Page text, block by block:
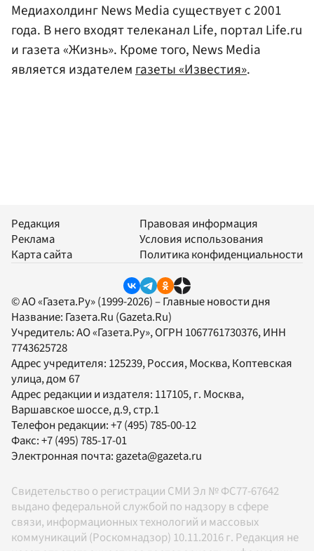
Медиахолдинг News Media существует с 2001
года. В него входят телеканал Life, портал Life.ru
и газета «Жизнь». Кроме того, News Media
является издателемгазеты «Известия».
Редакция
Реклама
Карта сайта
Правовая информация
Условия использования
Политика конфиденциальности
© АО «Газета.Ру» (1999-2026) – Главные новости дня
Название: Газета.Ru (Gazeta.Ru)
Учредитель:АО «Газета.Ру», ОГРН 1067761730376, ИНН
7743625728
Адрес учредителя: 125239, Россия, Москва, Коптевская
улица, дом 67
Адрес редакции и издателя: 117105, г. Москва,
Варшавское шоссе, д.9, стр.1
Телефон редакции:+7 (495) 785-00-12
Факс:+7 (495) 785-17-01
Электронная почта: gazeta@gazeta.ru
Свидетельство о регистрации СМИ Эл № ФС77-67642
выдано федеральной службой по надзору в сфере
связи, информационных технологий и массовых
коммуникаций (Роскомнадзор) 10.11.2016 г. Редакция не